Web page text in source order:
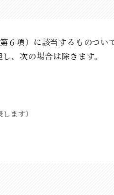
６項）に該当するものつい
、次の場合は除きます。
ます）